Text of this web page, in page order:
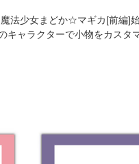
魔法少女まどか☆マギカ[前編]
キャラクターで小物をカスタ